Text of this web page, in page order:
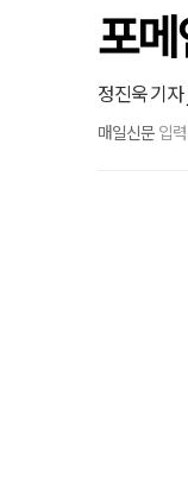
포
정진욱 기자
매일신문 입